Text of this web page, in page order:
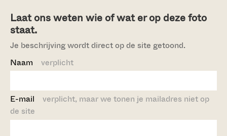
Laat ons weten wie of wat er op deze foto
staat.
Je beschrijving wordt direct op de site getoond.
Naam verplicht
E-mail verplicht, maar we tonen je mailadres niet op
de site